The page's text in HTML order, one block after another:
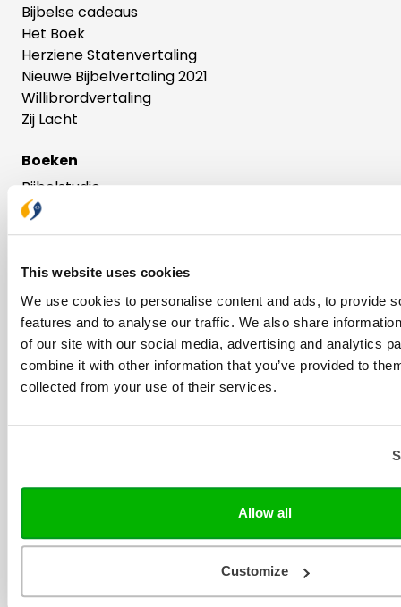
This website uses cookies
We use cookies to personalise content and ads, to provide
features and to analyse our traffic. We also share
of our site with our social media, advertising and analytics
combine it with other information that you’ve provided to
collected from your use of their services.
Allow all
Customize
Bijbelse cadeaus
Het Boek
Herziene Statenvertaling
Nieuwe Bijbelvertaling 2021
Willibrordvertaling
Zij Lacht
Boeken
Bijbelstudie
Cadeau
Dagboeken
Geloofs- en gemeenteopbouw
Gezin
Jongeren
Kinderboeken
Liefde en relatie
Lifestyle
Ark Media
Groen